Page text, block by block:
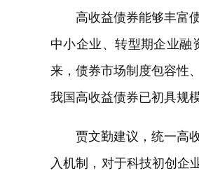
高收益债券能够丰富
中小企业、转型期企业
来，债券市场制度包容性
我国高收益债券已初具规
贾文勤建议，统一高
入机制，对于科技初创企